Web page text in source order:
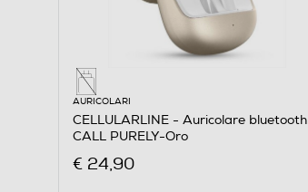
AURICOLARI
CELLULARLINE - Auricolare bluetooth
CALL PURELY-Oro
€ 24,90